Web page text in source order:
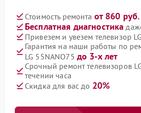
Стоимость ремонта от 860 руб.
Бесплатная диагностика
Привезем и увезем телевизор
Гарантия на наши работы по
LG 55NANO75 до 3-х лет
Срочный ремонт телевизоров
течении часа
Скидка для вас до 20%